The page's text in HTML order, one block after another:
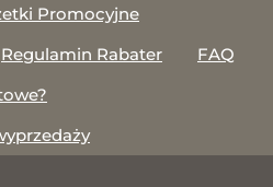
Promocyjne
Regulamin Rabater
FAQ